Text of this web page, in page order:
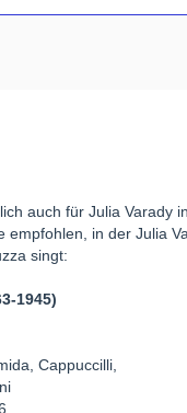
auch für Julia Varady
empfohlen, in der Julia
singt:
1945)
Cappuccilli,